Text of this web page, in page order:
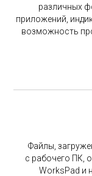
различных
приложений,
возможность
Файлы,
с рабочего ПК,
WorksPad и